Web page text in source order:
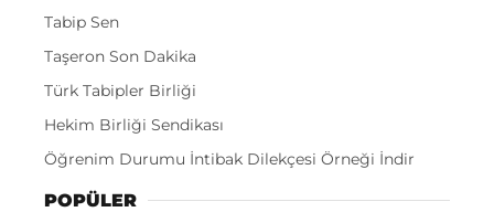
Tabip Sen
Taşeron Son Dakika
Türk Tabipler Birliği
Hekim Birliği Sendikası
Öğrenim Durumu İntibak Dilekçesi Örneği İndir
POPÜLER